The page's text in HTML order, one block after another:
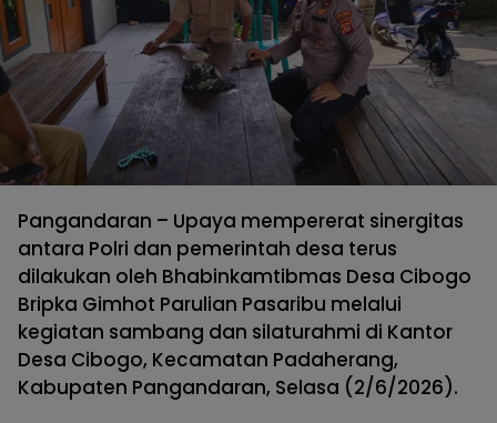
Pangandaran – Upaya mempererat sinergitas
antara Polri dan pemerintah desa terus
dilakukan oleh Bhabinkamtibmas Desa Cibogo
Bripka Gimhot Parulian Pasaribu melalui
kegiatan sambang dan silaturahmi di Kantor
Desa Cibogo, Kecamatan Padaherang,
Kabupaten Pangandaran, Selasa (2/6/2026).